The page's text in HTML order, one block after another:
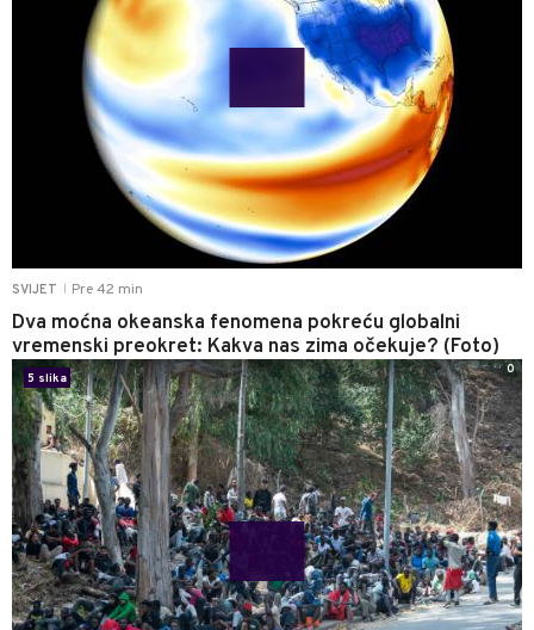
SVIJET Pre 42 min
Dva moćna okeanska fenomena pokreću globalni
vremenski preokret: Kakva nas zima očekuje? (Foto)
5 slika
0